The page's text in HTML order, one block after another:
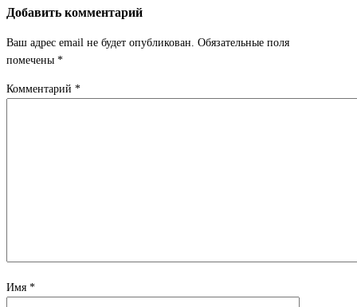
Добавить комментарий
Ваш адрес email не будет опубликован. Обязательные поля
помечены *
Комментарий *
Имя *